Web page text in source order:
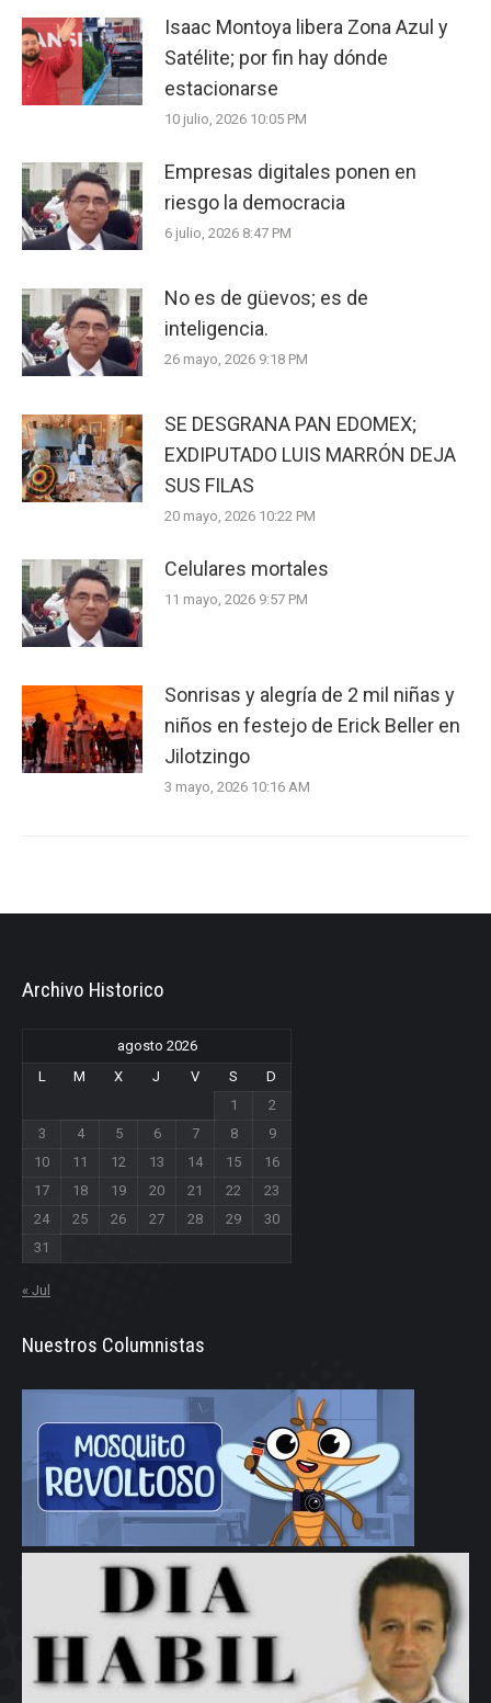
Isaac Montoya libera Zona Azul y
Satélite; por fin hay dónde
estacionarse
10 julio, 2026 10:05 PM
Empresas digitales ponen en
riesgo la democracia
6 julio, 2026 8:47 PM
No es de güevos; es de
inteligencia.
26 mayo, 2026 9:18 PM
SE DESGRANA PAN EDOMEX;
EXDIPUTADO LUIS MARRÓN DEJA
SUS FILAS
20 mayo, 2026 10:22 PM
Celulares mortales
11 mayo, 2026 9:57 PM
Sonrisas y alegría de 2 mil niñas y
niños en festejo de Erick Beller en
Jilotzingo
3 mayo, 2026 10:16 AM
Archivo Historico
agosto 2026
L
M X J V S
D
1
2
3
4 5 6 7 8
9
10
11 12 13 14 15
16
17
18 19 20 21 22
23
24
25 26 27 28 29
30
31
« Jul
Nuestros Columnistas